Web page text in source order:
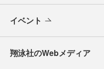
イベント
翔泳社のWebメディア